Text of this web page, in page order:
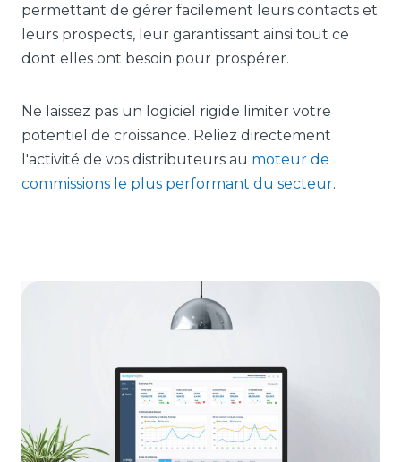
permettant de gérer facilement leurs contacts et
leurs prospects, leur garantissant ainsi tout ce
dont elles ont besoin pour prospérer.
Ne laissez pas un logiciel rigide limiter votre
potentiel de croissance. Reliez directement
l'activité de vos distributeurs au moteur de
commissions le plus performant du secteur.